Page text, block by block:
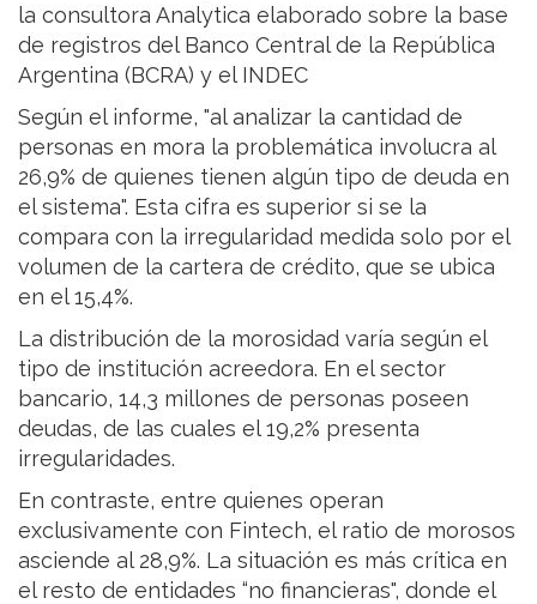
la consultora Analytica elaborado sobre la base
de registros del Banco Central de la República
Argentina (BCRA) y el INDEC
Según el informe, "al analizar la cantidad de
personas en mora la problemática involucra al
26,9% de quienes tienen algún tipo de deuda en
el sistema". Esta cifra es superior si se la
compara con la irregularidad medida solo por el
volumen de la cartera de crédito, que se ubica
en el 15,4%.
La distribución de la morosidad varía según el
tipo de institución acreedora. En el sector
bancario, 14,3 millones de personas poseen
deudas, de las cuales el 19,2% presenta
irregularidades.
En contraste, entre quienes operan
exclusivamente con Fintech, el ratio de morosos
asciende al 28,9%. La situación es más crítica en
el resto de entidades “no financieras", donde el